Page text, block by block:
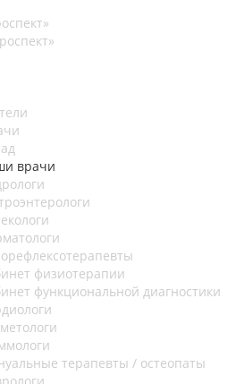
врачи
физиотерапии
функциональной диагностики
терапевты / остеопаты